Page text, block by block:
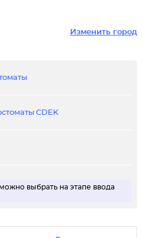
Изменить город
CDEK
выбрать на этапе ввода